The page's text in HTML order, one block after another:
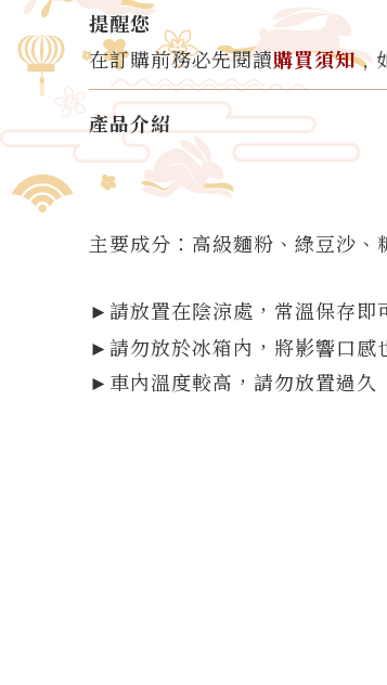
提醒您
在訂購前務必先閱讀購買須知﹐
產品介紹
主要成分：高級麵粉、綠豆沙、
►請放置在陰涼處，常溫保存即
►請勿放於冰箱內，將影響口感
►車內溫度較高，請勿放置過久